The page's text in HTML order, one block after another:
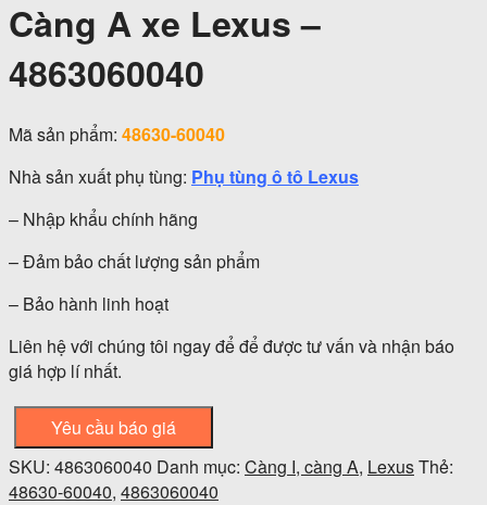
Càng A xe Lexus –
4863060040
Mã sản phẩm: 48630-60040
Nhà sản xuất phụ tùng: Phụ tùng ô tô Lexus
– Nhập khẩu chính hãng
– Đảm bảo chất lượng sản phẩm
– Bảo hành linh hoạt
Liên hệ với chúng tôi ngay để để được tư vấn và nhận báo
giá hợp lí nhất.
Yêu cầu báo giá
SKU: 4863060040 Danh mục: Càng I, càng A, LexusThẻ:
48630-60040, 4863060040